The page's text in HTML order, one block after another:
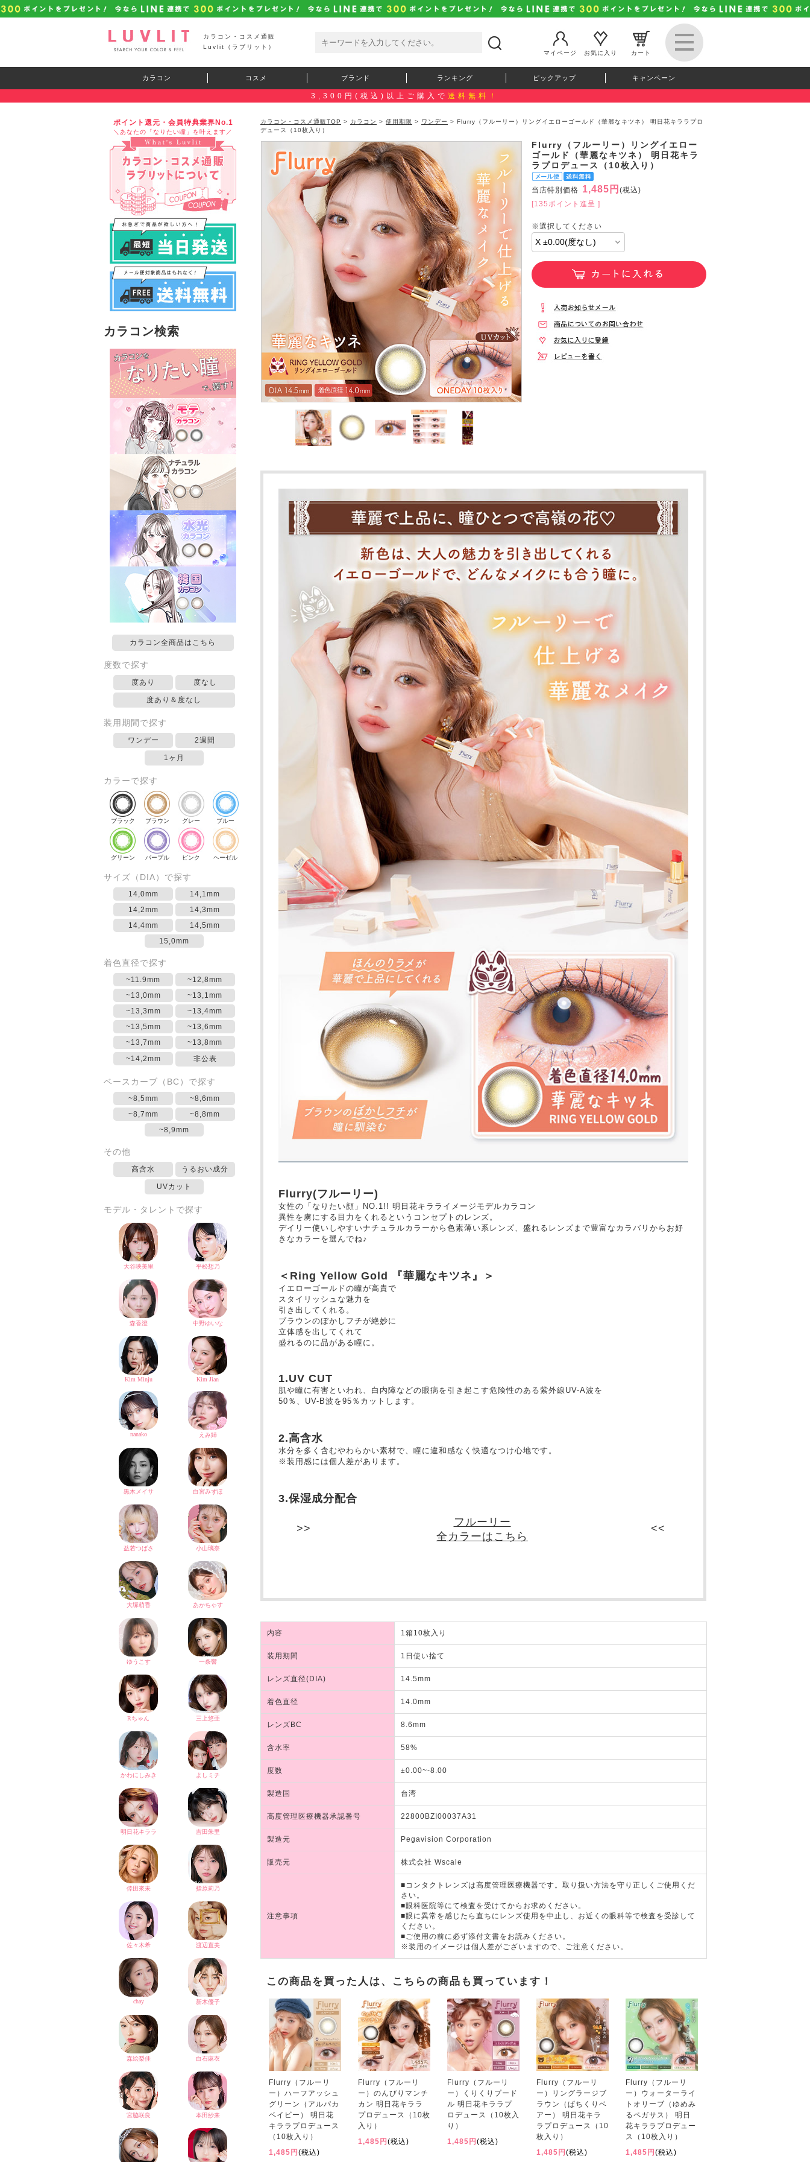
カラコン・コスメ通販
Luvlit（ラブリット）
マイページ
お気に入り カート
カラコン コスメ ブランド ランキング ピックアップ キャンペーン
3,300円(税込)以上ご購入で 送料無料！
ポイント還元・会員特典業界No.1
＼あなたの「なりたい瞳」を叶えます／
カラコン検索
カラコン全商品はこちら
度数で探す
度あり 度なし
度あり＆度なし
装用期間で探す
ワンデー 2週間
1ヶ月
カラーで探す
ブラック ブラウン グレー ブルー
グリーン パープル ピンク ヘーゼル
サイズ（DIA）で探す
14,0mm
14,1mm
14,2mm
14,3mm
14,4mm
14,5mm
15,0mm
着色直径で探す
~11.9mm
~12,8mm
~13,0mm
~13,1mm
~13,3mm
~13,4mm
~13,5mm
~13,6mm
~13,7mm
~13,8mm
~14,2mm
非公表
ベースカーブ（BC）で探す
~8,5mm
~8,6mm
~8,7mm
~8,8mm
~8,9mm
その他
高含水 うるおい成分
UVカット
モデル・タレントで探す
カラコン・コスメ通販TOP > カラコン > 使用期限 > ワンデー > Flurry（フルーリー）リングイエローゴールド（華麗なキツネ） 明日花キララプロ
デュース（10枚入り）
Flurry（フルーリー）リングイエロー
ゴールド（華麗なキツネ） 明日花キラ
ラプロデュース（10枚入り）
当店特別価格 1,485円 (税込)
[135ポイント進呈 ]
Flurry(フルーリー)
女性の「なりたい顔」NO.1!! 明日花キラライメージモデルカラコン
異性を虜にする目力をくれるというコンセプトのレンズ。
デイリー使いしやすいナチュラルカラーから色素薄い系レンズ、盛れるレンズまで豊富なカラバリからお好
きなカラーを選んでね♪
＜Ring Yellow Gold 『華麗なキツネ』＞
イエローゴールドの瞳が高貴で
スタイリッシュな魅力を
引き出してくれる。
ブラウンのぼかしフチが絶妙に
立体感を出してくれて
盛れるのに品がある瞳に。
1.UV CUT
肌や瞳に有害といわれ、白内障などの眼病を引き起こす危険性のある紫外線UV-A波を
50％、UV-B波を95％カットします。
2.高含水
水分を多く含むやわらかい素材で、瞳に違和感なく快適なつけ心地です。
※装用感には個人差があります。
3.保湿成分配合
フルーリー
全カラーはこちら
内容 1箱10枚入り
装用期間 1日使い捨て
レンズ直径(DIA) 14.5mm
着色直径 14.0mm
レンズBC 8.6mm
含水率 58%
度数 ±0.00~-8.00
製造国 台湾
高度管理医療機器承認番号 22800BZI00037A31
製造元 Pegavision Corporation
販売元 株式会社 Wscale
注意事項
■コンタクトレンズは高度管理医療機器です。取り扱い方法を守り正しくご使用くだ
さい。
■眼科医院等にて検査を受けてからお求めください。
■眼に異常を感じたら直ちにレンズ使用を中止し、お近くの眼科等で検査を受診して
ください。
■ご使用の前に必ず添付文書をお読みください。
※装用のイメージは個人差がございますので、ご注意ください。
この商品を買った人は、こちらの商品も買っています！
Flurry（フルーリ
ー）ハーフアッシュ
グリーン（アルパカ
ベイビー） 明日花
キララプロデュース
（10枚入り）
1,485円 (税込)
Flurry（フルーリ
ー）のんびりマンチ
カン 明日花キララ
プロデュース（10枚
入り）
1,485円 (税込)
Flurry（フルーリ
ー）くりくりプード
ル 明日花キララプ
ロデュース（10枚入
り）
1,485円 (税込)
Flurry（フルーリ
ー）リングラージブ
ラウン（ぱちくりベ
アー） 明日花キラ
ラプロデュース（10
枚入り）
1,485円 (税込)
Flurry（フルーリ
ー）ウォーターライ
トオリーブ（ゆめみ
るペガサス） 明日
花キララプロデュー
ス（10枚入り）
1,485円 (税込)